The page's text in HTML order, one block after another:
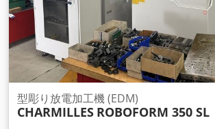
型彫り放電加工機 (EDM)
CHARMILLES ROBOFORM 350 SL